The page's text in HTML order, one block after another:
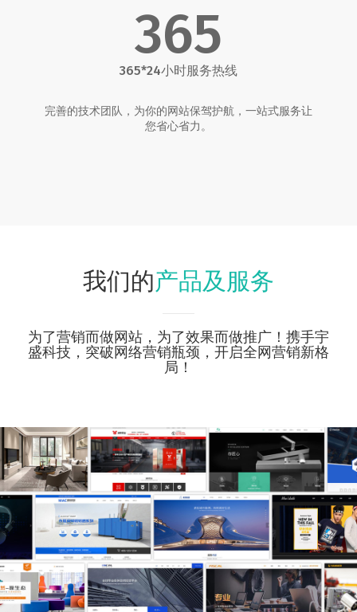
365
365*24小时服务热线
完善的技术团队，为你的网站保驾护航，一站式服务让
您省心省力。
我们的产品及服务
为了营销而做网站，为了效果而做推广！携手宇
盛科技，突破网络营销瓶颈，开启全网营销新格
局！